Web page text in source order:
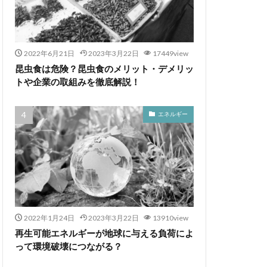
2022年6月21日 2023年3月22日 17449view
昆虫食は危険？昆虫食のメリット・デメリッ
トや企業の取組みを徹底解説！
エネルギー
2022年1月24日 2023年3月22日 13910view
再生可能エネルギーが地球に与える負荷によ
って環境破壊につながる？